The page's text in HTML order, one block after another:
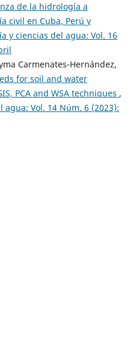
de la hidrología a
civil en Cuba, Perú y
y ciencias del agua: Vol. 16
Carmenates-Hernández,
for soil and water
PCA and WSA techniques ,
agua: Vol. 14 Núm. 6 (2023):